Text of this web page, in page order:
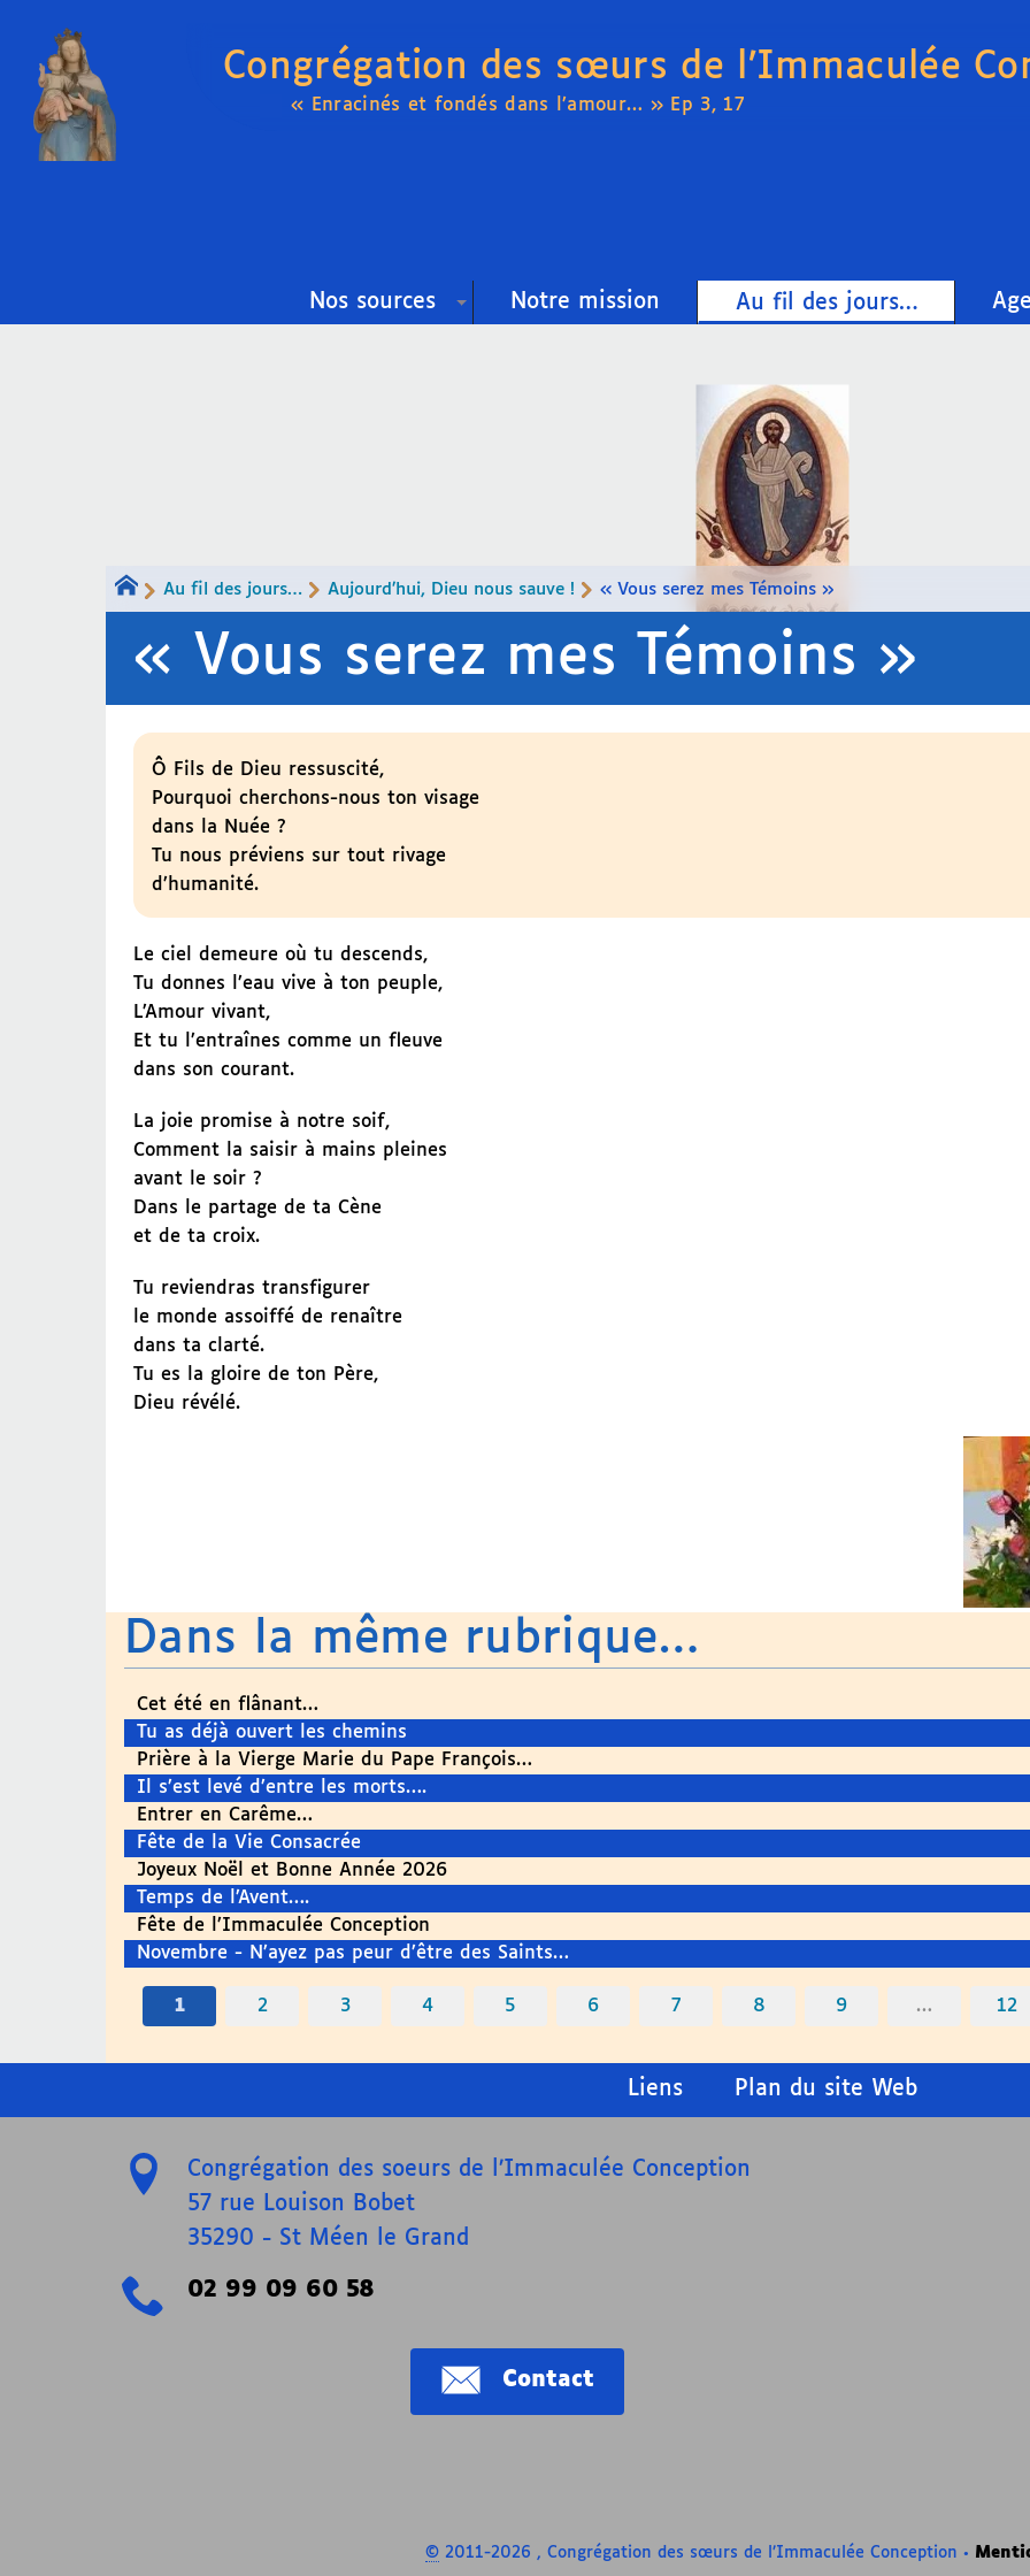
Congrégation des sœurs de l’Immaculée
« Enracinés et fondés dans l’amour… » Ep 3, 17
Nos sources Notre mission Au fil des jours…
Au fil des jours… Aujourd’hui, Dieu nous sauve ! « Vous serez mes Témoins »
« Vous serez mes Témoins »
Ô Fils de Dieu ressuscité,
Pourquoi cherchons-nous ton visage
dans la Nuée ?
Tu nous préviens sur tout rivage
d’humanité.
Le ciel demeure où tu descends,
Tu donnes l’eau vive à ton peuple,
L’Amour vivant,
Et tu l’entraînes comme un fleuve
dans son courant.
La joie promise à notre soif,
Comment la saisir à mains pleines
avant le soir ?
Dans le partage de ta Cène
et de ta croix.
Tu reviendras transfigurer
le monde assoiffé de renaître
dans ta clarté.
Tu es la gloire de ton Père,
Dieu révélé.
Dans la même rubrique…
Cet été en flânant…
Tu as déjà ouvert les chemins
Prière à la Vierge Marie du Pape François…
Il s’est levé d’entre les morts….
Entrer en Carême…
Fête de la Vie Consacrée
Joyeux Noël et Bonne Année 2026
Temps de l’Avent….
Fête de l’Immaculée Conception
Novembre - N’ayez pas peur d’être des Saints…
1 2 3 4 5 6 7 8 9 … 12
Liens Plan du site Web
Congrégation des soeurs de l’Immaculée Conception
57 rue Louison Bobet
35290 - St Méen le Grand
02 99 09 60 58
Contact
© 2011-2026 , Congrégation des sœurs de l’Immaculée Conception •